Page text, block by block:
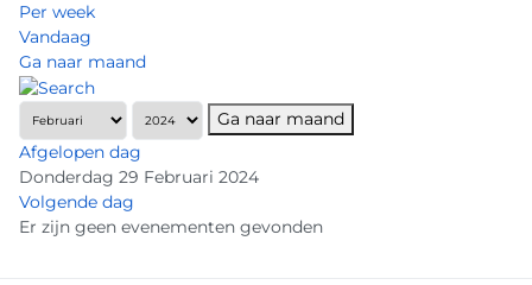
Per week
Vandaag
Ga naar maand
Ga naar maand
Afgelopen dag
Donderdag 29 Februari 2024
Volgende dag
Er zijn geen evenementen gevonden